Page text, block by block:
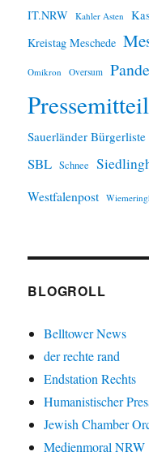
IT.NRW Kahler Asten
Kreistag Meschede
Omikron Oversum
Sauerländer Bürgerliste
SBL Schnee
Westfalenpost
BLOGROLL
Belltower News
der rechte rand
Endstation Rechts
Humanistischer
Jewish Chamber
Medienmoral NRW